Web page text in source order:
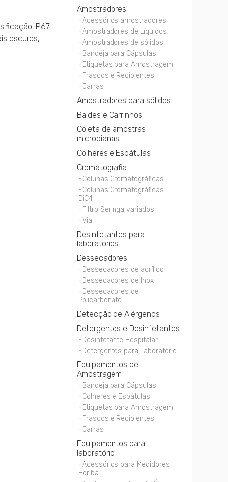
IP67
escuros,
Amostradores
Acessórios amostradores
Amostradores de Líquidos
Amostradores de sólidos
Bandeja para Cápsulas
Etiquetas para Amostragem
Frascos e Recipientes
Jarras
Amostradores para sólidos
Baldes e Carrinhos
Coleta de amostras
microbianas
Colheres e Espátulas
Cromatografia
Colunas Cromatográficas
Colunas Cromatográficas
DiC4
Filtro Seringa variados
Vial
Desinfetantes para
laboratórios
Dessecadores
Dessecadores de acrílico
Dessecadores de Inox
Dessecadores de
Policarbonato
Detecção de Alérgenos
Detergentes e Desinfetantes
Desinfetante Hospitalar
Detergentes para Laboratório
Equipamentos de
Amostragem
Bandeja para Cápsulas
Colheres e Espátulas
Etiquetas para Amostragem
Frascos e Recipientes
Jarras
Equipamentos para
laboratório
Acessórios para Medidores
Horiba